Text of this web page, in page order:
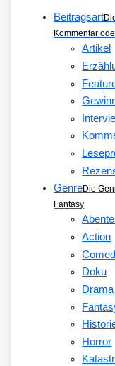
Beitragsart
Kommentar
Artikel
GenreDie
Fantasy
Action
Doku
Drama
Horror